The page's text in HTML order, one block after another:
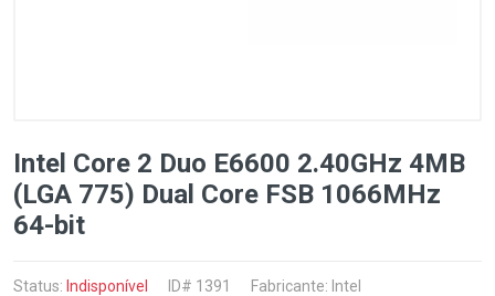
Intel Core 2 Duo E6600 2.40GHz 4MB
(LGA 775) Dual Core FSB 1066MHz
64-bit
Status: Indisponível ID# 1391 Fabricante: Intel